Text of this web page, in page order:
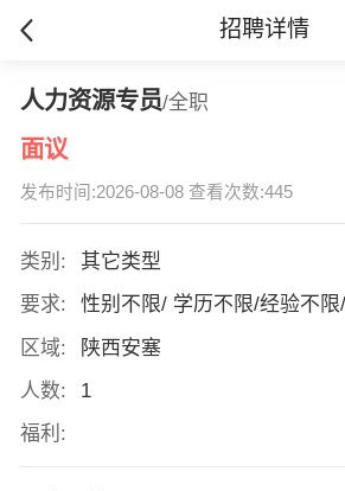
招聘详情
人力资源专员/全职
面议
发布时间:2026-08-08 查看次数:445
类别:
其它类型
要求:
性别不限/ 学历不限/经验不限
区域:
陕西安塞
人数:
1
福利: